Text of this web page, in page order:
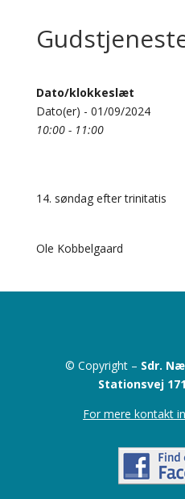
Dato/klokkeslæt
Dato(er) - 01/09/2024
10:00 - 11:00
14. søndag efter trinitatis
Ole Kobbelgaard
© Copyright – Sdr.
Stationsvej
For mere kontakt